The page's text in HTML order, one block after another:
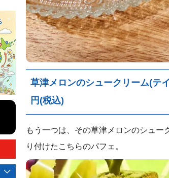
草津メロンのシュークリーム(
円(税込)
もう一つは、その草津メロンのシュ
り付けたこちらのパフェ。